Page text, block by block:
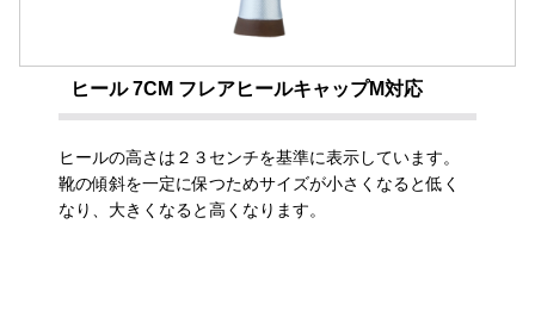
ヒール 7CM フレアヒールキャップM対応
ヒールの高さは２３センチを基準に表示しています。
靴の傾斜を一定に保つためサイズが小さくなると低く
なり、大きくなると高くなります。